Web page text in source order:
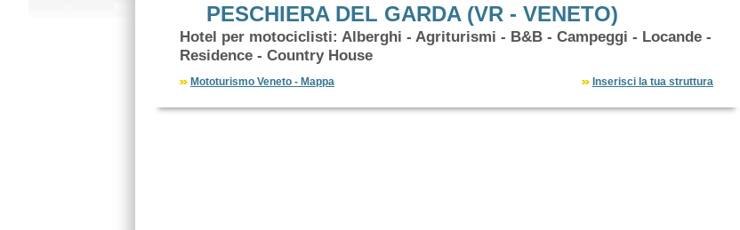
PESCHIERA DEL GARDA (VR - VENETO)
Hotel per motociclisti: Alberghi - Agriturismi - B&B - Campeggi - Locande -
Residence - Country House
Mototurismo Veneto - Mappa Inserisci la tua struttura